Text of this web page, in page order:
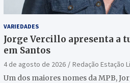
VARIEDADES
Jorge Vercillo apresenta a
em Santos
4 de agosto de 2026
Redação Estação
Um dos maiores nomes da MPB,